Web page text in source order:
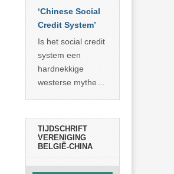
zien dat
… >> lees meer
voorbije veertig
jaar in slaagde
meer dan 800
miljoen mensen
uit de armoede
… >> lees meer
‘Chinese Social
Credit System’
Is het social credit
system een
hardnekkige
westerse mythe of
TIJDSCHRIFT
VERENIGING
BELGIË-CHINA